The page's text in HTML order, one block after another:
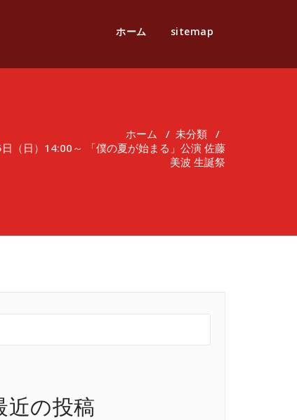
ホーム sitemap
ホーム / 未分類 /
（日）14:00～ 「僕の夏が始まる」公演 佐藤
美波 生誕祭
近の投稿